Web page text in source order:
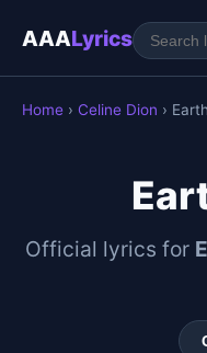
AAALyrics
Home › Celine Dion › Earth
Official lyrics for